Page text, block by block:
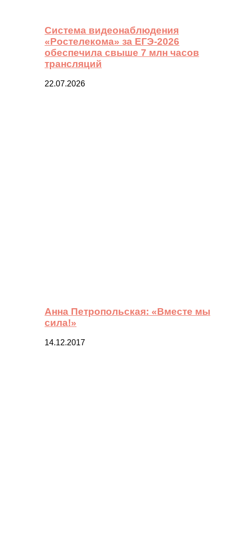
Система видеонаблюдения
«Ростелекома» за ЕГЭ-2026
обеспечила свыше 7 млн часов
трансляций
22.07.2026
Анна Петропольская: «Вместе мы
сила!»
14.12.2017